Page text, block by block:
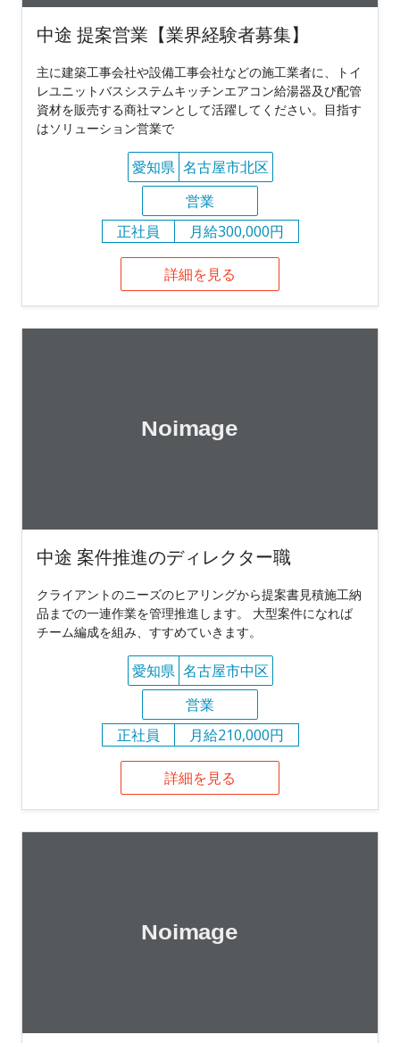
中途 提案営業【業界経験者募集】
主に建築工事会社や設備工事会社などの施工業者に、トイ
レユニットバスシステムキッチンエアコン給湯器及び配管
資材を販売する商社マンとして活躍してください。目指す
はソリューション営業で
愛知県 名古屋市北区
営業
正社員
月給300,000円
詳細を見る
中途 案件推進のディレクター職
クライアントのニーズのヒアリングから提案書見積施工納
品までの一連作業を管理推進します。 大型案件になれば
チーム編成を組み、すすめていきます。
愛知県 名古屋市中区
営業
正社員
月給210,000円
詳細を見る